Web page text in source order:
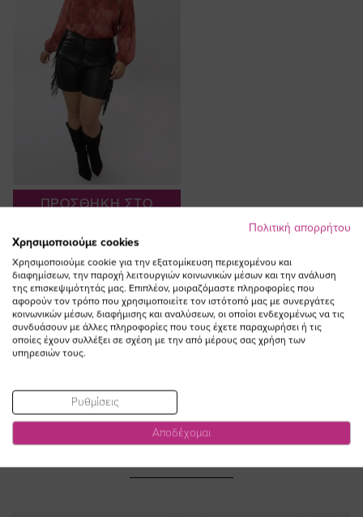
ΠΡΟΣΘΗΚΗ ΣΤΟ
Leather-like shorts με κρόσια σε
μαύρο χρώμα
(-70%)
Ειδική
Τιμή
24,30 €
81,00 €
ΔΕΙΤΕ ΕΠΙΣΗΣ
Πολιτική απορρήτου
Χρησιμοποιούμε cookies
Χρησιμοποιούμε cookie για την εξατομίκευση περιεχομένου και
διαφημίσεων, την παροχή λειτουργιών κοινωνικών μέσων και την ανάλυση
της επισκεψιμότητάς μας. Επιπλέον, μοιραζόμαστε πληροφορίες που
αφορούν τον τρόπο που χρησιμοποιείτε τον ιστότοπό μας με συνεργάτες
κοινωνικών μέσων, διαφήμισης και αναλύσεων, οι οποίοι ενδεχομένως να τις
συνδυάσουν με άλλες πληροφορίες που τους έχετε παραχωρήσει ή τις
οποίες έχουν συλλέξει σε σχέση με την από μέρους σας χρήση των
υπηρεσιών τους.
Ρυθμίσεις
Αποδέχομαι